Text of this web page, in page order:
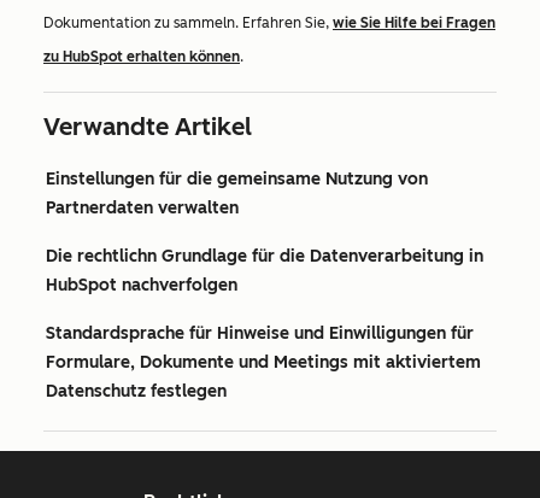
Dokumentation zu sammeln. Erfahren Sie, wie Sie Hilfe bei Fragen
zu HubSpot erhalten können.
Verwandte Artikel
Einstellungen für die gemeinsame Nutzung von
Partnerdaten verwalten
Die rechtlichn Grundlage für die Datenverarbeitung in
HubSpot nachverfolgen
Standardsprache für Hinweise und Einwilligungen für
Formulare, Dokumente und Meetings mit aktiviertem
Datenschutz festlegen